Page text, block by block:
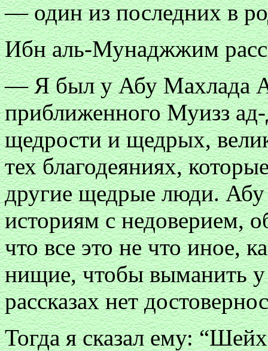
— один из последних в
Ибн аль-Мунаджжим
— Я был у Абу Махлада
приближенного Муизз ад-
щедрости и щедрых,
тех благодеяниях,
другие щедрые люди.
историям с недоверием,
что все это не что иное,
нищие, чтобы выманить у
рассказах нет
Тогда я сказал ему: